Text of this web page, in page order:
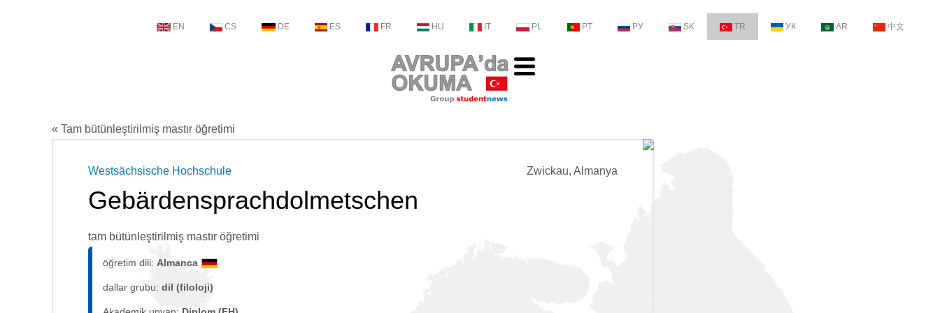
EN CS DE ES FR HU IT PL PT РУ SK TR УК AR 中文
« Tam bütünleştirilmiş mastır öğretimi
Zwickau, Almanya
Westsächsische Hochschule
Gebärdensprachdolmetschen
tam bütünleştirilmiş mastır öğretimi
öğretim dili: Almanca
dallar grubu: dil (filoloji)